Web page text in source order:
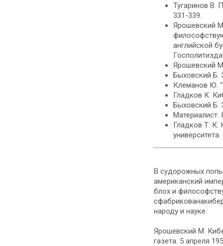
Тугаринов В.
331-339.
Ярошевский
английской
Ярошевский
Быховский Б.
Клеманов Ю.
Гладков К.
Быховский Б.
Гладков Т. К.
В судорожных
американский
блох и
народу и науке.
Ярошевский М.
газета. 5 апреля